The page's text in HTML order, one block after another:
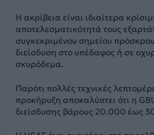
Η ακρίβεια είναι ιδιαίτερα
αποτελεσματικότητά τους
συγκεκριμένου σημείου
διείσδυση στο υπέδαφος ή σε
σκυρόδεμα.
Παρότι πολλές τεχνικές
προκήρυξη αποκαλύπτει ότι η
διείσδυσης βάρους 20.000 έως